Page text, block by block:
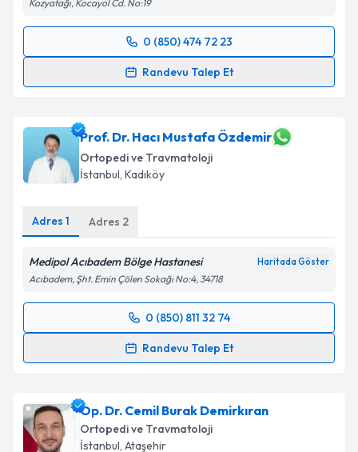
Kozyatağı, Kocayol Cd. No:19
0 (850) 474 72 23
Randevu Talep Et
Randevu Takvimi Talebi
takvim hazırlandığında e-posta ile bilgilendireceğiz.
E-posta Adresiniz
Metni'ni okudum ve kişisel verilerimin belirtilen
kapsamda işlenmesini kabul ediyorum.
Takvim Talebini Gönder
Prof. Dr. Hacı Mustafa Özdemir
Ortopedi ve Travmatoloji
İstanbul, Kadıköy
Adres 1 Adres 2
Medipol Acıbadem Bölge Hastanesi Haritada Göster
Acıbadem, Şht. Emin Çölen Sokağı No:4, 34718
0 (850) 811 32 74
Randevu Talep Et
Randevu Takvimi Talebi
almanız için bir takvim hazırlandığında e-posta ile
bilgilendireceğiz.
Op. Dr. Cemil Burak Demirkıran
Ortopedi ve Travmatoloji
İstanbul, Ataşehir